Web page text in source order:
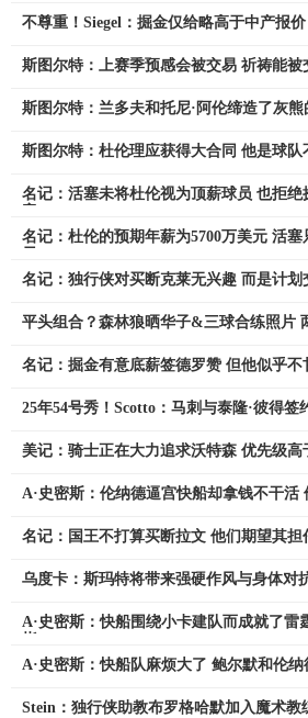
不尊重！Siegel：掘金仅给略高于中产报
斯图尔特：上赛季预感会被交易 祈祷能
斯图尔特：兰多夫和托尼·阿伦缔造了灰
斯图尔特：杜伦理应获得大合同 他是球队
名记：活塞未将杜伦视为顶薪球员 也拒绝
名记：杜伦的预期年薪为5700万美元 活塞
名记：独行侠对买断克莱无兴趣 而是计划
平头组合？森林狼晒华子&三球合练照片
名记：掘金有意底薪签德罗赞 但他似乎不
25年54号秀！Scotto：马刺与泰隆·彼得签
美记：骑士正在大力追求沃特森 优先级高
A·史密斯：伦纳德逼宫快船却拿钱不干活
名记：国王不打算买断拉文 他们期望其
乌度卡：斯玛特将带来强硬作风与身体对
A·史密斯：快船围绕小卡建队而成就了雷
A·史密斯：快船队麻烦大了 鲍尔默和伦纳
Stein：独行侠助教布罗格哈默加入魔术教